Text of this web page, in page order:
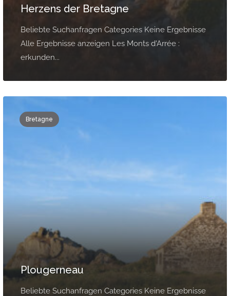
Herzens der Bretagne
Beliebte Suchanfragen Categories Keine Ergebnisse
Alle Ergebnisse anzeigen Les Monts d'Arrée :
erkunden...
Bretagne
Plougerneau
Beliebte Suchanfragen Categories Keine Ergebnisse